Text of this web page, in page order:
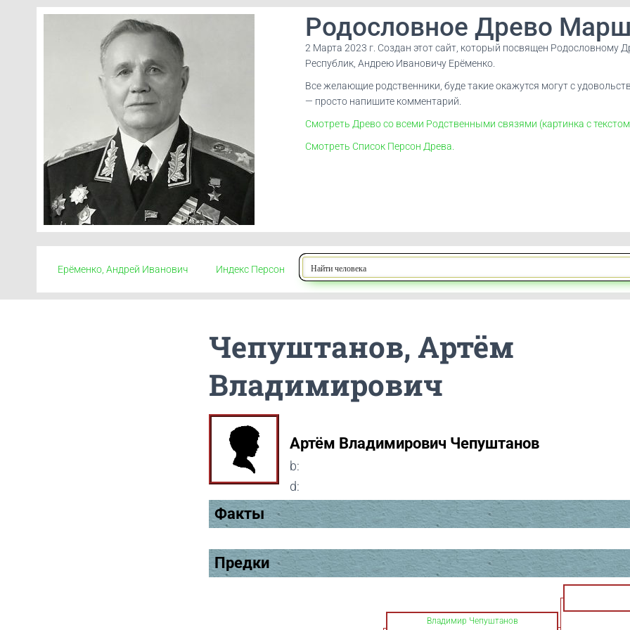
Родословное Древо
2 Марта 2023 г. Создан этот сайт, который посвящен Родословному
Республик, Андрею Ивановичу Ерёменко.
Все желающие родственники, буде такие окажутся могут с
— просто напишите комментарий.
Смотреть Древо со всеми Родственными связями (картинка с
Смотреть Список Персон Древа.
Ерёменко, Андрей Иванович Индекс Персон
Чепуштанов, Артём
Владимирович
Артём Владимирович Чепуштанов
b:
d:
Факты
Предки
Владимир Чепуштанов